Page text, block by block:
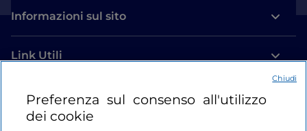
Informazioni sul sito
Link Utili
Login
Restiamo in contatto
Preferenza sul consenso all'utilizzo
dei cookie
Chiudi